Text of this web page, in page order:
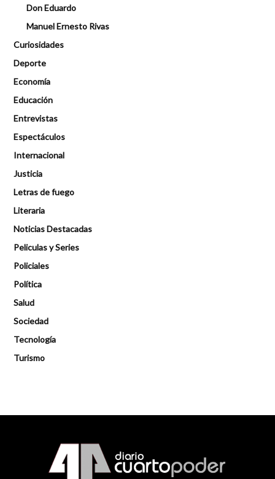
Don Eduardo
Manuel Ernesto Rivas
Curiosidades
Deporte
Economía
Educación
Entrevistas
Espectáculos
Internacional
Justicia
Letras de fuego
Literaria
Noticias Destacadas
Peliculas y Series
Policiales
Política
Salud
Sociedad
Tecnología
Turismo